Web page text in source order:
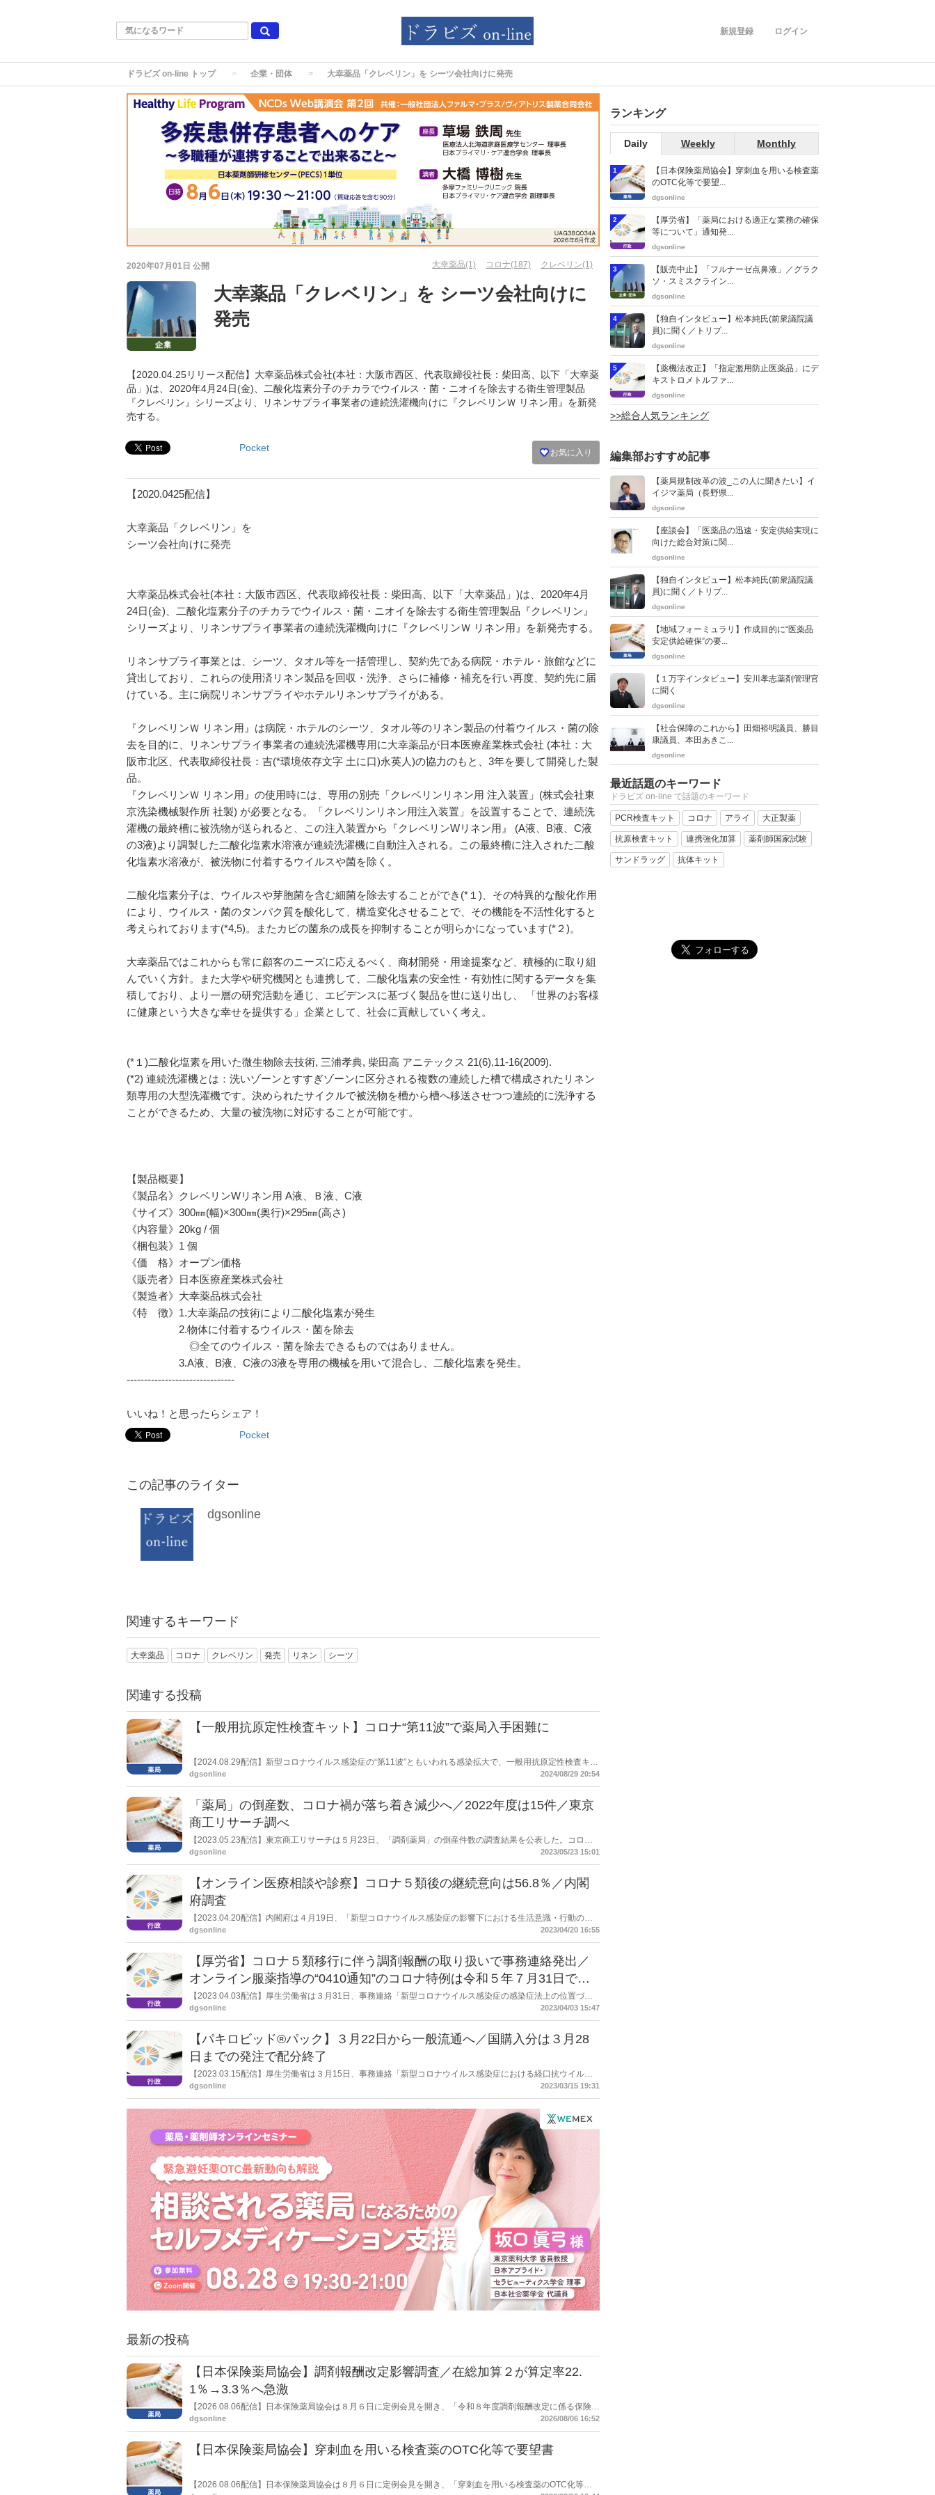
ログイン
新規登録
ドラビズ on-line トップ 企業・団体 大幸薬品「クレベリン」を シーツ会社向けに発売
2020年07月01日 公開 大幸薬品(1) コロナ(187) クレベリン(1)
大幸薬品「クレベリン」を シーツ会社向けに
発売
【2020.04.25リリース配信】大幸薬品株式会社(本社：大阪市西区、代表取締役社長：柴田高、以下「大幸薬
品」)は、2020年4月24日(金)、二酸化塩素分子のチカラでウイルス・菌・ニオイを除去する衛生管理製品
『クレベリン』シリーズより、リネンサプライ事業者の連続洗濯機向けに『クレベリンＷ リネン用』を新発
売する。
お気に入り
Pocket
【2020.0425配信】
大幸薬品「クレベリン」を
シーツ会社向けに発売
大幸薬品株式会社(本社：大阪市西区、代表取締役社長：柴田高、以下「大幸薬品」)は、2020年4月
24日(金)、二酸化塩素分子のチカラでウイルス・菌・ニオイを除去する衛生管理製品『クレベリン』
シリーズより、リネンサプライ事業者の連続洗濯機向けに『クレベリンＷ リネン用』を新発売する。
リネンサプライ事業とは、シーツ、タオル等を一括管理し、契約先である病院・ホテル・旅館などに
貸出しており、これらの使用済リネン製品を回収・洗浄、さらに補修・補充を行い再度、契約先に届
けている。主に病院リネンサプライやホテルリネンサプライがある。
『クレベリンＷ リネン用』は病院・ホテルのシーツ、タオル等のリネン製品の付着ウイルス・菌の除
去を目的に、リネンサプライ事業者の連続洗濯機専用に大幸薬品が日本医療産業株式会社 (本社：大
阪市北区、代表取締役社長：吉(*環境依存文字 土に口)永英人)の協力のもと、3年を要して開発した製
品。
『クレベリンＷ リネン用』の使用時には、専用の別売「クレベリンリネン用 注入装置」(株式会社東
京洗染機械製作所 社製) が必要となる。「クレベリンリネン用注入装置」を設置することで、連続洗
濯機の最終槽に被洗物が送られると、この注入装置から『クレベリンWリネン用』 (A液、B液、C液
の3液)より調製した二酸化塩素水溶液が連続洗濯機に自動注入される。この最終槽に注入された二酸
化塩素水溶液が、被洗物に付着するウイルスや菌を除く。
二酸化塩素分子は、ウイルスや芽胞菌を含む細菌を除去することができ(*１)、その特異的な酸化作用
により、ウイルス・菌のタンパク質を酸化して、構造変化させることで、その機能を不活性化すると
考えられております(*4,5)。またカビの菌糸の成長を抑制することが明らかになっています(*２)。
大幸薬品ではこれからも常に顧客のニーズに応えるべく、商材開発・用途提案など、積極的に取り組
んでいく方針。また大学や研究機関とも連携して、二酸化塩素の安全性・有効性に関するデータを集
積しており、より一層の研究活動を通じ、エビデンスに基づく製品を世に送り出し、 「世界のお客様
に健康という大きな幸せを提供する」企業として、社会に貢献していく考え。
(*１)二酸化塩素を用いた微生物除去技術, 三浦孝典, 柴田高 アニテックス 21(6),11-16(2009).
(*2) 連続洗濯機とは：洗いゾーンとすすぎゾーンに区分される複数の連続した槽で構成されたリネン
類専用の大型洗濯機です。決められたサイクルで被洗物を槽から槽へ移送させつつ連続的に洗浄する
ことができるため、大量の被洗物に対応することが可能です。
【製品概要】
《製品名》クレベリンWリネン用 A液、Ｂ液、C液
《サイズ》300㎜(幅)×300㎜(奥行)×295㎜(高さ)
《内容量》20kg / 個
《梱包装》1 個
《価 格》オープン価格
《販売者》日本医療産業株式会社
《製造者》大幸薬品株式会社
《特 徴》1.大幸薬品の技術により二酸化塩素が発生
2.物体に付着するウイルス・菌を除去
◎全てのウイルス・菌を除去できるものではありません。
3.A液、B液、C液の3液を専用の機械を用いて混合し、二酸化塩素を発生。
-------------------------------
いいね！と思ったらシェア！
Pocket
この記事のライター
dgsonline
関連するキーワード
大幸薬品 コロナ クレベリン 発売 リネン シーツ
関連する投稿
【一般用抗原定性検査キット】コロナ“第11波”で薬局入手困難に
【2024.08.29配信】新型コロナウイルス感染症の“第11波”ともいわれる感染拡大で、一般用抗原定性検査キッ
トが不足している。日本薬剤師会は厚生労働省に対し、不足解消に向けた措置を要望した。
dgsonline 2024/08/29 20:54
「薬局」の倒産数、コロナ禍が落ち着き減少へ／2022年度は15件／東京
商工リサーチ調べ
【2023.05.23配信】東京商工リサーチは５月23日、「調剤薬局」の倒産件数の調査結果を公表した。コロナ
禍で過去最多となる23件を記録した2021年度からは減少し2022年度は15件だった。同社は「今後はオンライ
dgsonline 2023/05/23 15:01
【オンライン医療相談や診察】コロナ５類後の継続意向は56.8％／内閣
府調査
【2023.04.20配信】内閣府は４月19日、「新型コロナウイルス感染症の影響下における生活意識・行動の変
化に関する調査」を公表した。これまでにも公表しているもので前回は2022年7月22日の公表。今回は「オン
dgsonline 2023/04/20 16:55
【厚労省】コロナ５類移行に伴う調剤報酬の取り扱いで事務連絡発出／
オンライン服薬指導の“0410通知”のコロナ特例は令和５年７月31日で終
了
【2023.04.03配信】厚生労働省は３月31日、事務連絡「新型コロナウイルス感染症の感染症法上の位置づけ
の変更に伴う新型コロナウイルス感染症に係る診療報酬上の臨時的な取扱いについて」を発出した。調剤報酬
いても「在宅患者緊急訪問薬剤管理指導料１」が算定できる内容。加えて、オンライン服薬指導については、
いわゆる“0410通知”の特例を令和５年７月 31 日をもって終了するとした。
dgsonline 2023/04/03 15:47
【パキロビッド®パック】３月22日から一般流通へ／国購入分は３月28
日までの発注で配分終了
【2023.03.15配信】厚生労働省は３月15日、事務連絡「新型コロナウイルス感染症における経口抗ウイルス
薬（パキロビッド®パック）の薬価収載に伴う医療機関及び薬局への配分等について（その２）（周知）」を
dgsonline 2023/03/15 19:31
最新の投稿
【日本保険薬局協会】調剤報酬改定影響調査／在総加算２が算定率22.
1％→3.3％へ急激
【2026.08.06配信】日本保険薬局協会は８月６日に定例会見を開き、「令和８年度調剤報酬改定に係る保険薬
局への影響」の調査結果を公表した。在宅分野では、在宅薬学総合体制加算2の算定率が22.1％から3.3％へ大
dgsonline 2026/08/06 16:52
【日本保険薬局協会】穿刺血を用いる検査薬のOTC化等で要望書
【2026.08.06配信】日本保険薬局協会は８月６日に定例会見を開き、「穿刺血を用いる検査薬のOTC化等に
ランキング
Daily Weekly Monthly
1
【日本保険薬局協会】穿刺血を用いる検査薬
のOTC化等で要望...
dgsonline
2
【厚労省】「薬局における適正な業務の確保
等について」通知発...
dgsonline
3
【販売中止】「フルナーゼ点鼻液」／グラク
ソ・スミスクライン...
dgsonline
4
【独自インタビュー】松本純氏(前衆議院議
員)に聞く／トリプ...
dgsonline
5
【薬機法改正】「指定濫用防止医薬品」にデ
キストロメトルファ...
dgsonline
>>総合人気ランキング
編集部おすすめ記事
【薬局規制改革の波_この人に聞きたい】イ
イジマ薬局（長野県...
dgsonline
【座談会】「医薬品の迅速・安定供給実現に
向けた総合対策に関...
dgsonline
【独自インタビュー】松本純氏(前衆議院議
員)に聞く／トリプ...
dgsonline
【地域フォーミュラリ】作成目的に“医薬品
安定供給確保”の要...
dgsonline
【１万字インタビュー】安川孝志薬剤管理官
に聞く
dgsonline
【社会保障のこれから】田畑裕明議員、勝目
康議員、本田あきこ...
dgsonline
最近話題のキーワード
ドラビズ on-line で話題のキーワード
PCR検査キット コロナ アライ 大正製薬
抗原検査キット 連携強化加算 薬剤師国家試験
サンドラッグ 抗体キット